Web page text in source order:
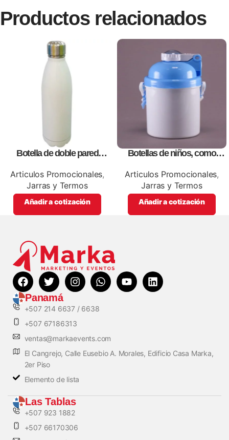
Productos relacionados
Botella de doble pared
promocionales
Articulos Promocionales,
Jarras y Termos
Añadir a cotización
Botellas de niños, como
Articulos Promocionales,
Jarras y Termos
Añadir a cotización
Panamá
+507 214 6637 / 6638
+507 67186313
ventas@markaevents.com
El Cangrejo, Calle Eusebio A. Morales, Edificio Casa Marka,
2er Piso
Elemento de lista
Las Tablas
+507 923 1882
+507 66170306